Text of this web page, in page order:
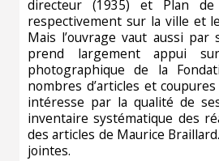
directeur (1935) et Plan
respectivement sur la ville et
Mais l’ouvrage vaut aussi
prend largement appui
photographique de la
nombres d’articles et
intéresse par la qualité de
inventaire systématique des
des articles de Maurice
jointes. ‎